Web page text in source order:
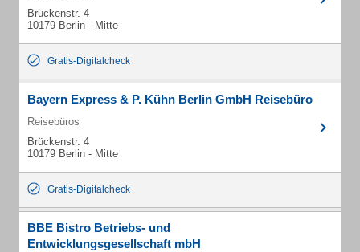
Brückenstr. 4
10179 Berlin - Mitte
Gratis-Digitalcheck
Bayern Express & P. Kühn Berlin GmbH Reisebüro
Reisebüros
Brückenstr. 4
10179 Berlin - Mitte
Gratis-Digitalcheck
BBE Bistro Betriebs- und
Entwicklungsgesellschaft mbH